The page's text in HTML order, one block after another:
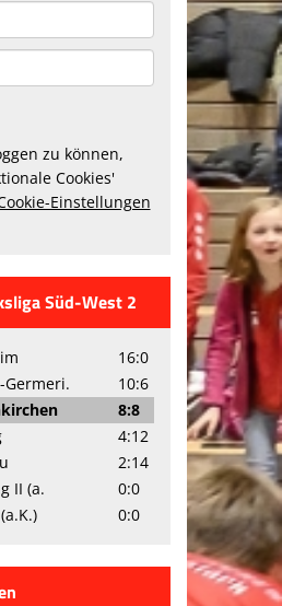
zu können,
Cookies'
Einstellungen
Süd-West 2
16:0
Germeri.
10:6
8:8
4:12
2:14
II (a.
0:0
0:0